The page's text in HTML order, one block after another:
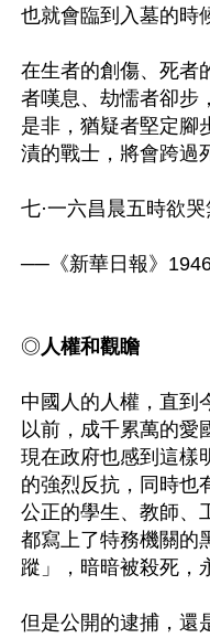
也就會臨到入墓的時
在生者的創傷、死者
者嘆息、劫懦者卻步
是非，猶疑者堅定腳
漬的戰士，將會跨過
七·一六昌晨五時欲
──《新華日報》
◎人權和觀瞻
中國人的人權，直到
以前，成千累萬的愛
現在政府也感到這樣
的強烈反抗，同時也
公正的學生、教師
都寫上了特務機關的
蹤」，暗暗被殺死，
但是公開的逮捕，還